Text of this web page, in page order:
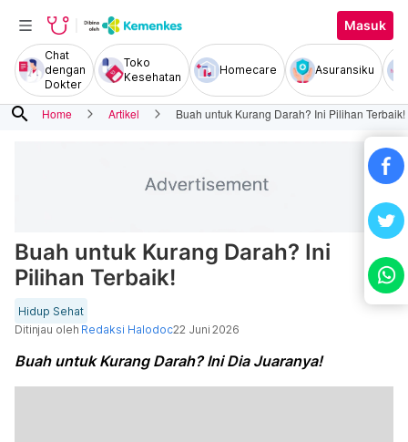
Masuk
Chat
dengan
Dokter
Toko
Kesehatan
Homecare Asuransiku
search Home Artikel Buah untuk Kurang Darah? Ini Pilihan Terbaik!
Buah untuk Kurang Darah? Ini
Pilihan Terbaik!
Hidup Sehat
Ditinjau oleh Redaksi Halodoc22 Juni 2026
Buah untuk Kurang Darah? Ini Dia Juaranya!